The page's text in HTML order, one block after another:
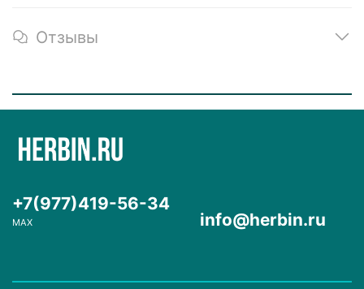
Отзывы
+7(977)419-56-34
MAX info@herbin.ru